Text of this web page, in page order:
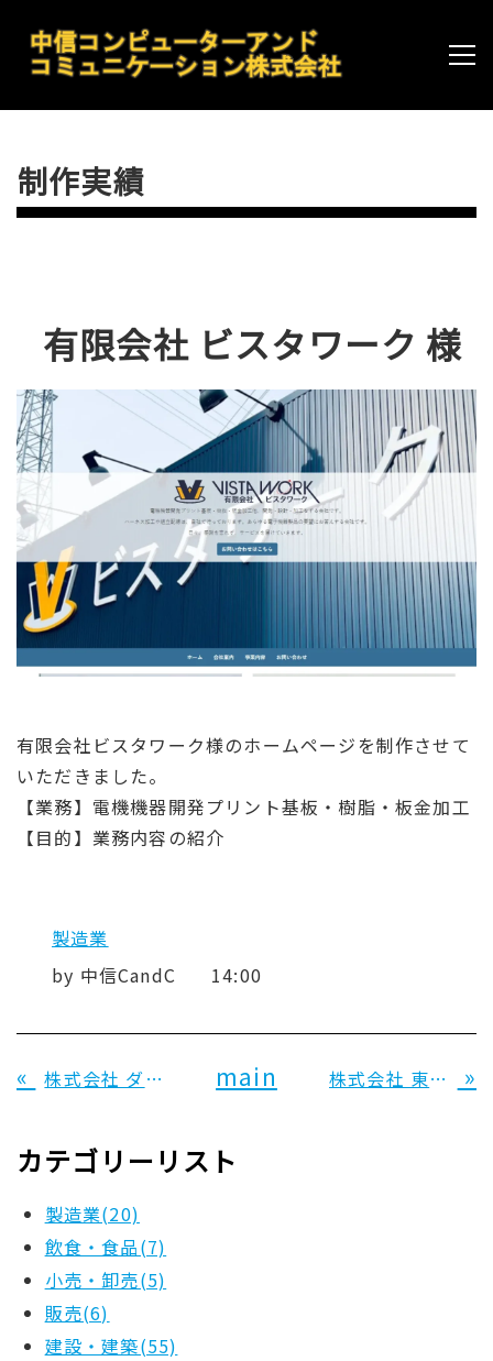
制作実績
有限会社 ビスタワーク 様
有限会社ビスタワーク様のホームページを制作させて
いただきました。
【業務】電機機器開発プリント基板・樹脂・板金加工
【目的】業務内容の紹介
製造業
by 中信CandC 14:00
« 株式会社 ダイセイ 様 main 株式会社 東泰産業 様 »
カテゴリーリスト
製造業(20)
飲食・食品(7)
小売・卸売(5)
販売(6)
建設・建築(55)